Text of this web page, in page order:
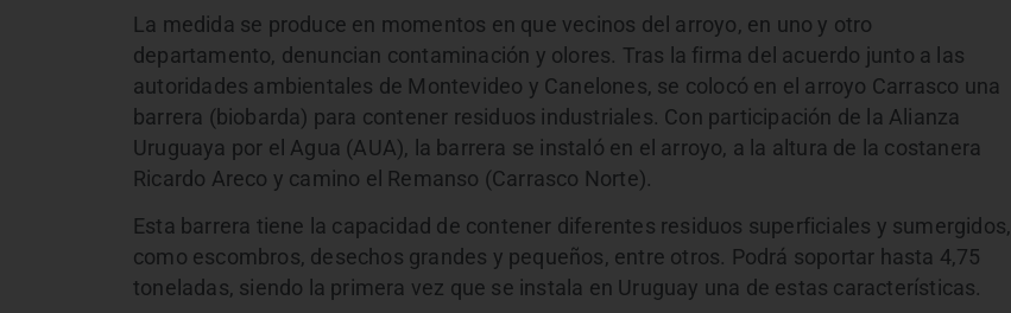
La medida se produce en momentos en que vecinos del arroyo, en uno y otro
departamento, denuncian contaminación y olores. Tras la firma del acuerdo junto a las
autoridades ambientales de Montevideo y Canelones, se colocó en el arroyo Carrasco una
barrera (biobarda) para contener residuos industriales. Con participación de la Alianza
Uruguaya por el Agua (AUA), la barrera se instaló en el arroyo, a la altura de la costanera
Ricardo Areco y camino el Remanso (Carrasco Norte).
Esta barrera tiene la capacidad de contener diferentes residuos superficiales y sumergidos,
como escombros, desechos grandes y pequeños, entre otros. Podrá soportar hasta 4,75
toneladas, siendo la primera vez que se instala en Uruguay una de estas características.